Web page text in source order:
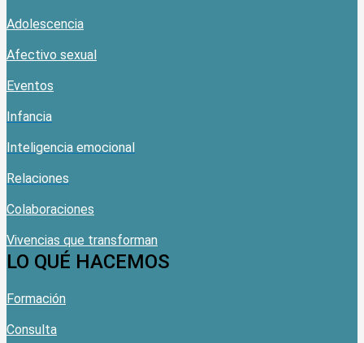
Adolescencia
Afectivo sexual
Eventos
Infancia
Inteligencia emocional
Relaciones
Colaboraciones
Vivencias que transforman
LO QUÉ HACEMOS
Formación
Consulta